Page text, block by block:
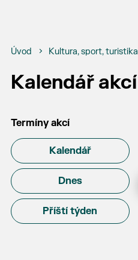
Úvod Kultura, sport, turistika
Kalendář akcí
Termíny akcí
Kalendář
Dnes
Příští týden